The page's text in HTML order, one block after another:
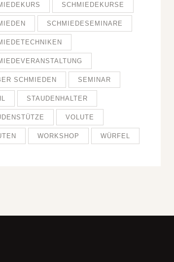
SCHMIEDEKURSE
SCHMIEDESEMINARE
SCHMIEDEN SEMINAR
STAUDENHALTER
VOLUTE
WORKSHOP WÜRFEL